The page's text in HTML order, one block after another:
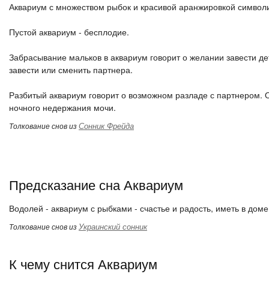
Аквариум с множеством рыбок и красивой аранжировкой
Пустой аквариум - бесплодие.
Забрасывание мальков в аквариум говорит о желании завести
завести или сменить партнера.
Разбитый аквариум говорит о возможном разладе с
ночного недержания мочи.
Толкование снов изСонник Фрейда
Предсказание сна Аквариум
Водолей - аквариум с рыбками - счастье и радость, иметь в
Толкование снов изУкраинский сонник
К чему снится Аквариум